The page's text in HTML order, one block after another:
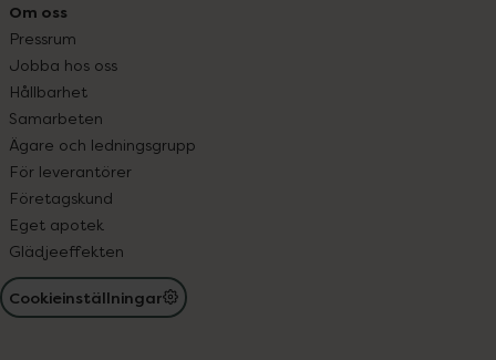
Om oss
Pressrum
Jobba hos oss
Hållbarhet
Samarbeten
Ägare och ledningsgrupp
För leverantörer
Företagskund
Eget apotek
Glädjeeffekten
Cookieinställningar